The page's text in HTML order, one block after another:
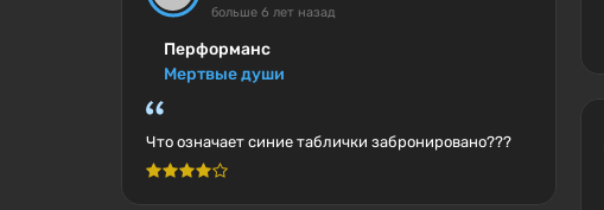
больше 6 лет назад
Перформанс
Мертвые души
Что означает синие таблички забронировано???